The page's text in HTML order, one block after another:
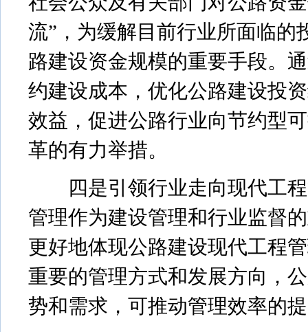
流”，为缓解目前行业所面临
路建设资金规模的重要手段。
约建设成本，优化公路建设投
效益，促进公路行业向节约型
革的有力举措。
四是引领行业走向现代工程
管理作为建设管理和行业监督
更好地体现公路建设现代工程
重要的管理方式和发展方向，
势和需求，可推动管理效率的